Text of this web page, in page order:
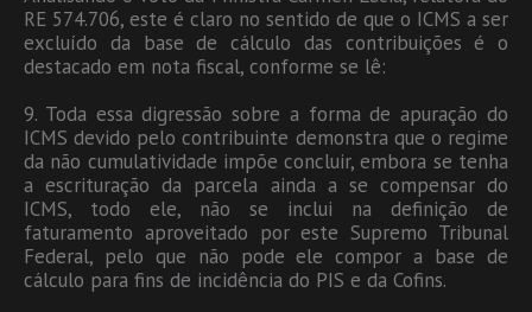
RE 574.706, este é claro no sentido de que o ICMS a ser
excluído da base de cálculo das contribuições é o
destacado em nota fiscal, conforme se lê:
9. Toda essa digressão sobre a forma de apuração do
ICMS devido pelo contribuinte demonstra que o regime
da não cumulatividade impõe concluir, embora se tenha
a escrituração da parcela ainda a se compensar do
ICMS, todo ele, não se inclui na definição de
faturamento aproveitado por este Supremo Tribunal
Federal, pelo que não pode ele compor a base de
cálculo para fins de incidência do PIS e da Cofins.